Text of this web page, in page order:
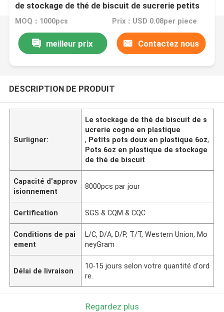
de stockage de thé de biscuit de sucrerie petits
MOQ：1000pcs Prix：USD 0.08per piece
meilleur prix Contactez nous
DESCRIPTION DE PRODUIT
Surligner:
Le stockage de thé de biscuit de s
ucrerie cogne en plastique
, Petits pots doux en plastique 6oz,
Pots 6oz en plastique de stockage
de thé de biscuit
Capacité d'approv
isionnement
8000pcs par jour
Certification SGS & CQM & CQC
Conditions de pai
ement
L/C, D/A, D/P, T/T, Western Union, Mo
neyGram
Délai de livraison
10-15 jours selon votre quantité d'ord
re.
Regardez plus